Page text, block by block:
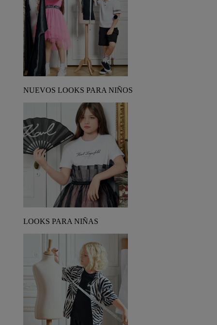
NUEVOS LOOKS PARA NIÑOS
LOOKS PARA NIÑAS